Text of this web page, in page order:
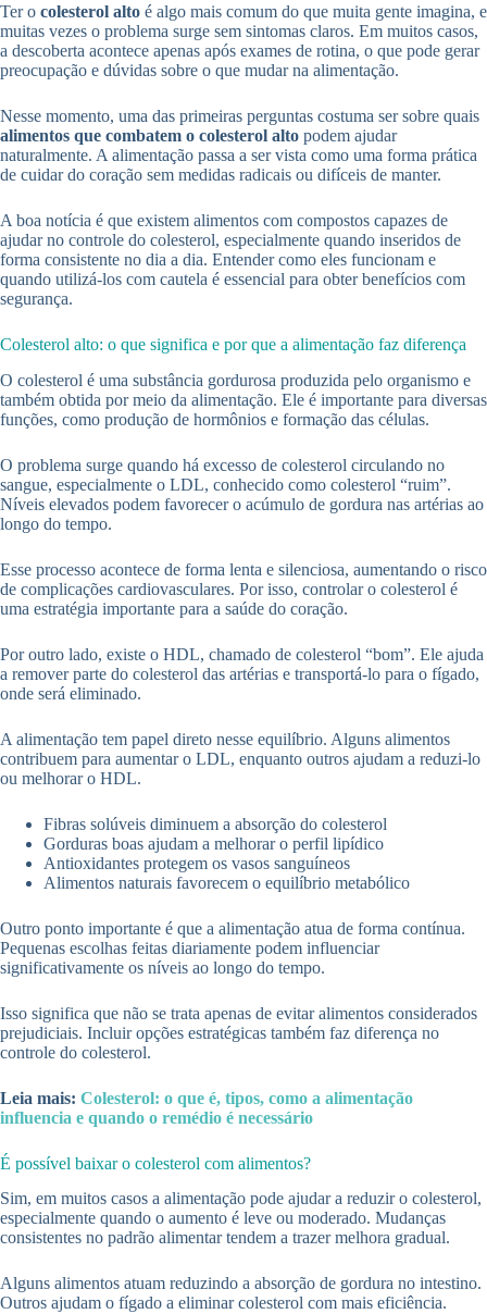
Ter o colesterol alto é algo mais comum do que muita gente imagina, e
muitas vezes o problema surge sem sintomas claros. Em muitos casos,
a descoberta acontece apenas após exames de rotina, o que pode gerar
preocupação e dúvidas sobre o que mudar na alimentação.
Nesse momento, uma das primeiras perguntas costuma ser sobre quais
alimentos que combatem o colesterol alto podem ajudar
naturalmente. A alimentação passa a ser vista como uma forma prática
de cuidar do coração sem medidas radicais ou difíceis de manter.
A boa notícia é que existem alimentos com compostos capazes de
ajudar no controle do colesterol, especialmente quando inseridos de
forma consistente no dia a dia. Entender como eles funcionam e
quando utilizá-los com cautela é essencial para obter benefícios com
segurança.
Colesterol alto: o que significa e por que a alimentação faz diferença
O colesterol é uma substância gordurosa produzida pelo organismo e
também obtida por meio da alimentação. Ele é importante para diversas
funções, como produção de hormônios e formação das células.
O problema surge quando há excesso de colesterol circulando no
sangue, especialmente o LDL, conhecido como colesterol “ruim”.
Níveis elevados podem favorecer o acúmulo de gordura nas artérias ao
longo do tempo.
Esse processo acontece de forma lenta e silenciosa, aumentando o risco
de complicações cardiovasculares. Por isso, controlar o colesterol é
uma estratégia importante para a saúde do coração.
Por outro lado, existe o HDL, chamado de colesterol “bom”. Ele ajuda
a remover parte do colesterol das artérias e transportá-lo para o fígado,
onde será eliminado.
A alimentação tem papel direto nesse equilíbrio. Alguns alimentos
contribuem para aumentar o LDL, enquanto outros ajudam a reduzi-lo
ou melhorar o HDL.
Fibras solúveis diminuem a absorção do colesterol
Gorduras boas ajudam a melhorar o perfil lipídico
Antioxidantes protegem os vasos sanguíneos
Alimentos naturais favorecem o equilíbrio metabólico
Outro ponto importante é que a alimentação atua de forma contínua.
Pequenas escolhas feitas diariamente podem influenciar
significativamente os níveis ao longo do tempo.
Isso significa que não se trata apenas de evitar alimentos considerados
prejudiciais. Incluir opções estratégicas também faz diferença no
controle do colesterol.
Leia mais: Colesterol: o que é, tipos, como a alimentação
influencia e quando o remédio é necessário
É possível baixar o colesterol com alimentos?
Sim, em muitos casos a alimentação pode ajudar a reduzir o colesterol,
especialmente quando o aumento é leve ou moderado. Mudanças
consistentes no padrão alimentar tendem a trazer melhora gradual.
Alguns alimentos atuam reduzindo a absorção de gordura no intestino.
Outros ajudam o fígado a eliminar colesterol com mais eficiência.